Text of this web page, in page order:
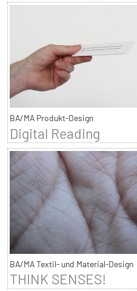
BA/MA Produkt-Design
Digital Reading
BA/MA Textil- und Material-Design
THINK SENSES!